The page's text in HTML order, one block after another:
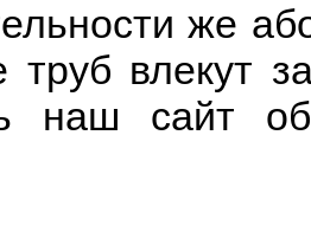
же
труб влекут
наш сайт об